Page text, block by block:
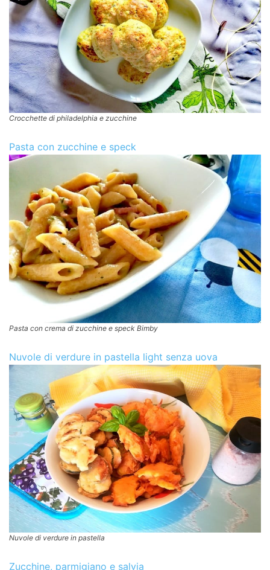
Crocchette di philadelphia e zucchine
Pasta con zucchine e speck
Pasta con crema di zucchine e speck Bimby
Nuvole di verdure in pastella light senza uova
Nuvole di verdure in pastella
Zucchine, parmigiano e salvia